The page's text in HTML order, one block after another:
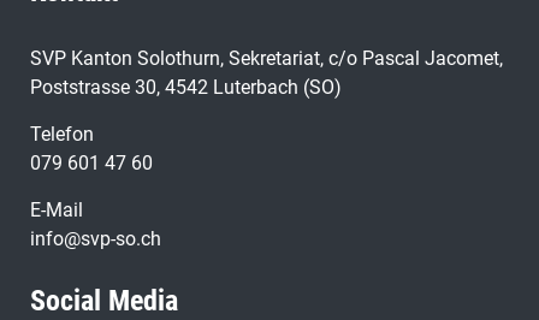
SVP Kanton Solothurn, Sekretariat, c/o Pascal Jacomet,
Poststrasse 30, 4542 Luterbach (SO)
Telefon
079 601 47 60
E-Mail
info@svp-so.ch
Social Media